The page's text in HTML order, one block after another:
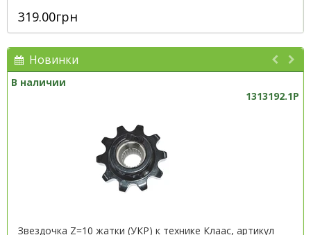
319.00грн
Новинки
В наличии
1313192.1P
Звездочка Z=10 жатки (УКР) к технике Клаас, артикул